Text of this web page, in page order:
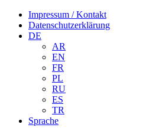
Impressum / Kontakt
Datenschutzerklärung
DE
AR
EN
FR
PL
RU
ES
TR
Sprache